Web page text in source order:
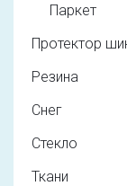
Паркет
Протектор
Резина
Снег
Стекло
Ткани